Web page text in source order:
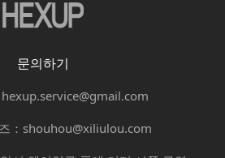
문의하기
：shouhou@xiliulou.com